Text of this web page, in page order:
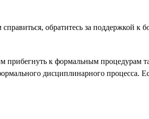
обратитесь за поддержкой к
к формальным процедурам
дисциплинарного процесса.